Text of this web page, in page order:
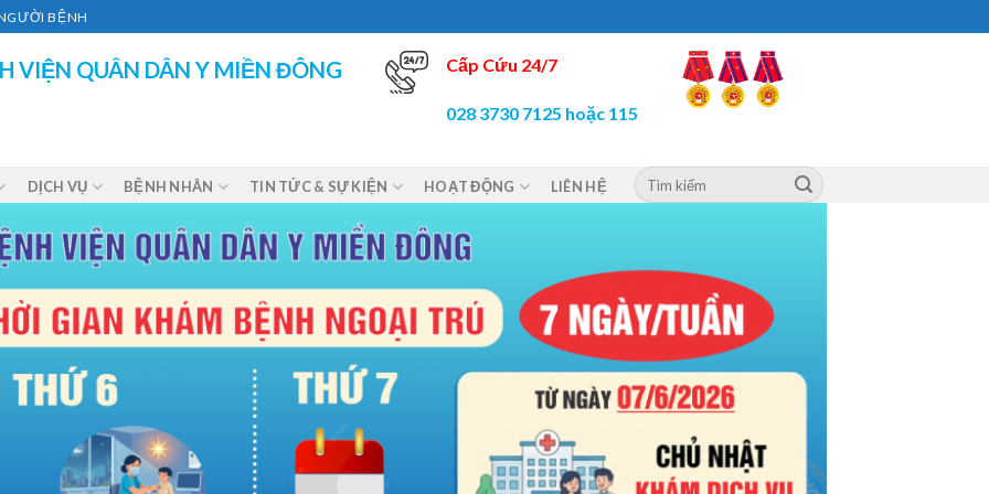
BỆNH
VIỆN QUÂN DÂN Y MIỀN ĐÔNG Cấp Cứu 24/7
028 3730 7125 hoặc 115
DỊCH VỤ BỆNH NHÂN TIN TỨC & SỰ KIỆN HOẠT ĐỘNG LIÊN HỆ